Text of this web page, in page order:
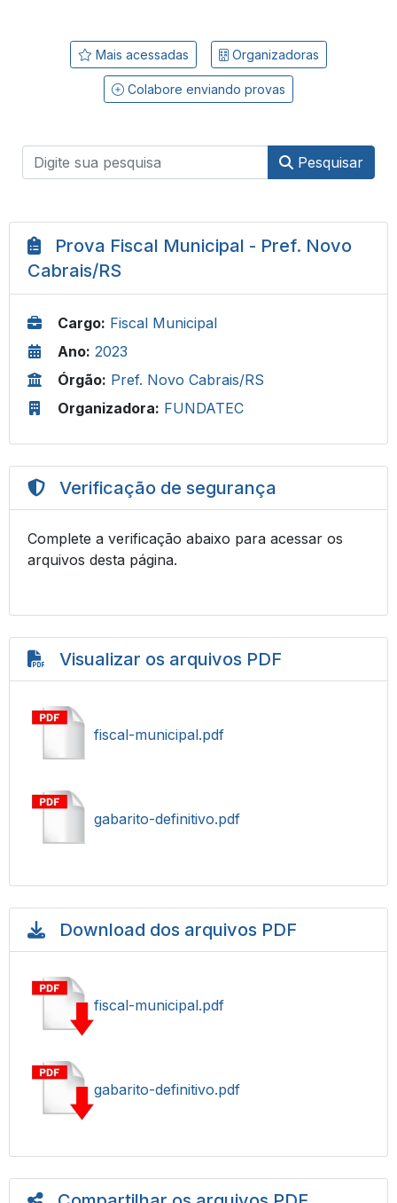
Mais acessadas Organizadoras
Colabore enviando provas
Pesquisar
Prova Fiscal Municipal - Pref. Novo
Cabrais/RS
Cargo: Fiscal Municipal
Ano: 2023
Órgão: Pref. Novo Cabrais/RS
Organizadora: FUNDATEC
Verificação de segurança
Complete a verificação abaixo para acessar os
arquivos desta página.
Visualizar os arquivos PDF
fiscal-municipal.pdf
gabarito-definitivo.pdf
Download dos arquivos PDF
fiscal-municipal.pdf
gabarito-definitivo.pdf